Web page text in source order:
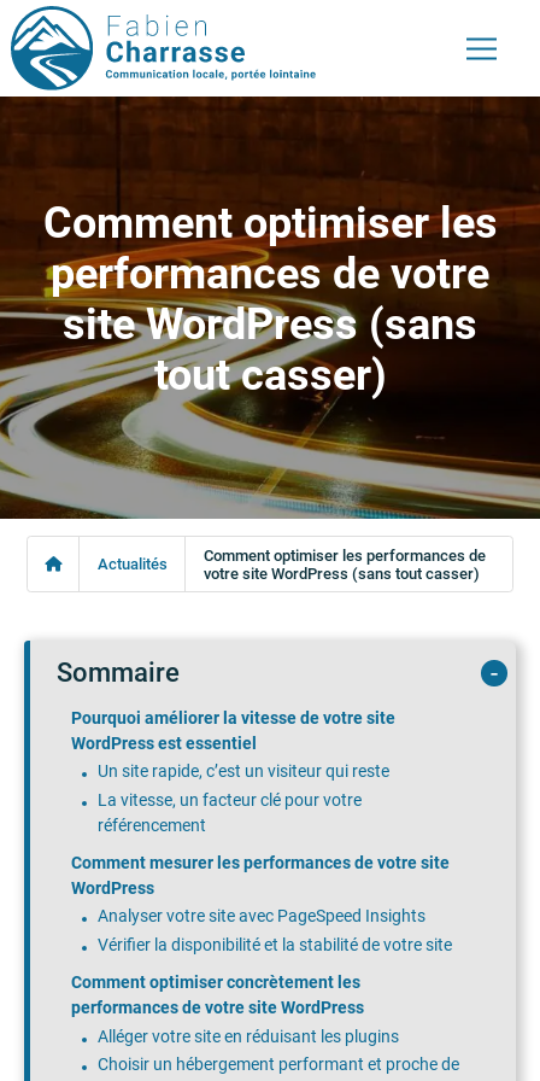
Comment optimiser les
performances de votre
site WordPress (sans
tout casser)
Actualités
Comment optimiser les performances de
votre site WordPress (sans tout casser)
Sommaire
Pourquoi améliorer la vitesse de votre site
WordPress est essentiel
Un site rapide, c’est un visiteur qui reste
La vitesse, un facteur clé pour votre
référencement
Comment mesurer les performances de votre site
WordPress
Analyser votre site avec PageSpeed Insights
Vérifier la disponibilité et la stabilité de votre site
Comment optimiser concrètement les
performances de votre site WordPress
Alléger votre site en réduisant les plugins
Choisir un hébergement performant et proche de